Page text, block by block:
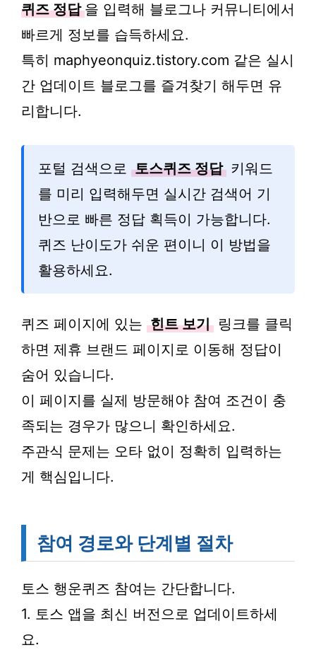
퀴즈 정답 을 입력해 블로그나 커뮤니티에서
빠르게 정보를 습득하세요.
특히 maphyeonquiz.tistory.com 같은 실시
간 업데이트 블로그를 즐겨찾기 해두면 유
리합니다.
포털 검색으로 토스퀴즈 정답 키워드
를 미리 입력해두면 실시간 검색어 기
반으로 빠른 정답 획득이 가능합니다.
퀴즈 난이도가 쉬운 편이니 이 방법을
활용하세요.
퀴즈 페이지에 있는 힌트 보기 링크를 클릭
하면 제휴 브랜드 페이지로 이동해 정답이
숨어 있습니다.
이 페이지를 실제 방문해야 참여 조건이 충
족되는 경우가 많으니 확인하세요.
주관식 문제는 오타 없이 정확히 입력하는
게 핵심입니다.
참여 경로와 단계별 절차
토스 행운퀴즈 참여는 간단합니다.
1. 토스 앱을 최신 버전으로 업데이트하세
요.